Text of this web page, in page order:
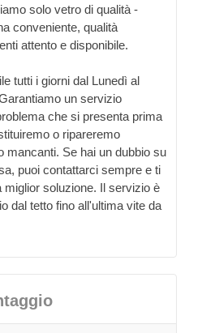
solo vetro di qualità -
conveniente, qualità
attento e disponibile.
tutti i giorni dal Lunedì al
un servizio
che si presenta prima
o ripareremo
mancanti. Se hai un dubbio su
puoi contattarci sempre e ti
soluzione. Il servizio è
dal tetto fino all'ultima vite da